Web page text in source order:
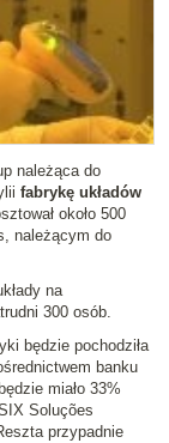
należąca do
fabrykę układów
około 500
należącym do
na
300 osób.
będzie pochodziła
banku
miało 33%
Soluções
przypadnie